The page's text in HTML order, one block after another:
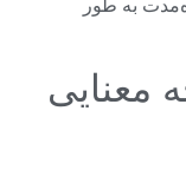
به طور
معنایی